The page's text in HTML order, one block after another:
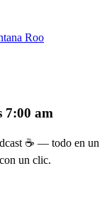
Roo
7:00 am
☕ — todo en un
un clic.